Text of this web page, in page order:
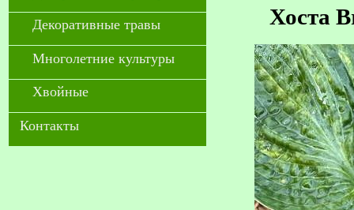
Декоративные травы
Многолетние культуры
Хвойные
Контакты
Хоста